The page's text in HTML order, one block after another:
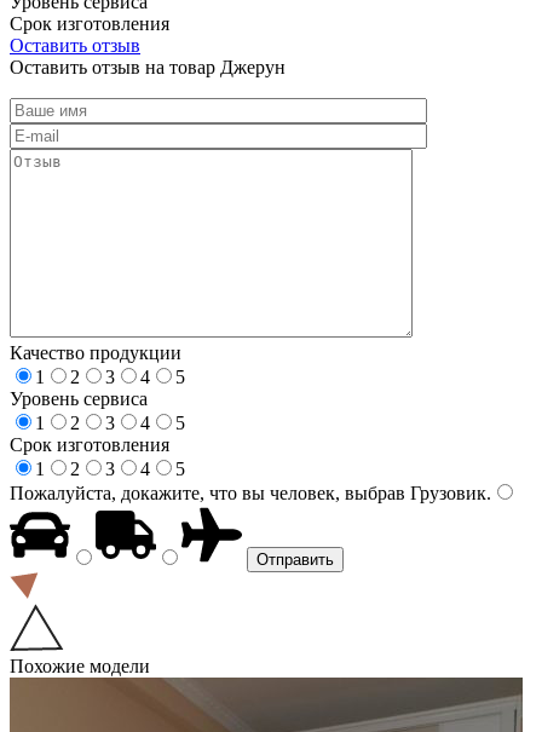
Срок изготовления
Оставить отзыв
Оставить отзыв на товар Джерун
Качество продукции
1
2 3 4
5
Уровень сервиса
1
2 3 4
5
Срок изготовления
1
2 3 4
5
Пожалуйста, докажите, что вы человек, выбрав Грузовик.
Похожие модели